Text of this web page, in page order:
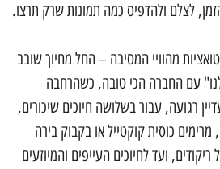
לצלם ולהדפיס כמה תמונות שרק תרצו.
מהוויי המסיבה – החל מחיוך שובב
עם החברה הכי טובה, כשהרחבה
רגועה, עבור בשלושה חיוכים שיכורים,
כוסית קוקטייל או בקבוק בירה
ועד לחיוכים העייפים והמיוזעים